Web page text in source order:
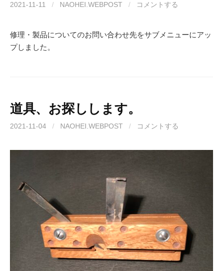
2021-11-11 / NAOHEI.WEBPOST / コメントする
修理・製品についてのお問い合わせ先をサブメニューにアッ
プしました。
道具、お探しします。
2021-11-04 / NAOHEI.WEBPOST / コメントする